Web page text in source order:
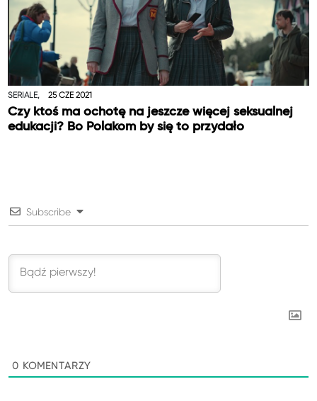
SERIALE, 25 CZE 2021
Czy ktoś ma ochotę na jeszcze więcej seksualnej
edukacji? Bo Polakom by się to przydało
Subscribe
0 KOMENTARZY